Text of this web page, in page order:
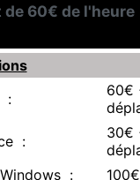
60€ de l'heure
:
60€
:
30€
:
100€